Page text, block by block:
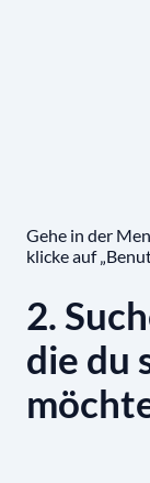
Gehe in der
klicke auf
2.
die du